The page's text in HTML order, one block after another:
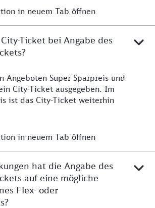
in neuem Tab öffnen
Ticket bei Angabe des
Angeboten Super Sparpreis und
City-Ticket ausgegeben. Im
ist das City-Ticket weiterhin
in neuem Tab öffnen
hat die Angabe des
auf eine mögliche
Flex- oder